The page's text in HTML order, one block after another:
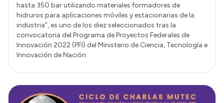
hasta 350 bar utilizando materiales formadores de
hidruros para aplicaciones móviles y estacionarias de la
industria”, es uno de los diez seleccionados tras la
convocatoria del Programa de Proyectos Federales de
Innovación 2022 (PFI) del Ministerio de Ciencia, Tecnología e
Innovación de Nación.